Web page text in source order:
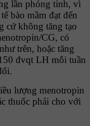
lần phóng tinh, vì
bào mầm đạt đến
cứ không tăng tạo
CG, có
trên, hoặc tăng
đvqt LH mỗi tuần
lượng menotropin
thuốc phải cho với